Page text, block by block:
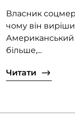
Власник
чому він
Американський
більше,...
Читати